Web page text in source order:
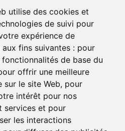
utilise des cookies et
de suivi pour
expérience de
fins suivantes : pour
de base du
offrir une meilleure
sur le site Web, pour
intérêt pour nos
services et pour
les interactions
ENVOYER